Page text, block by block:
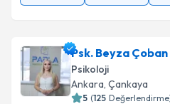
Psk. Beyza Çoban
Psikoloji
Ankara, Çankaya
5 (125